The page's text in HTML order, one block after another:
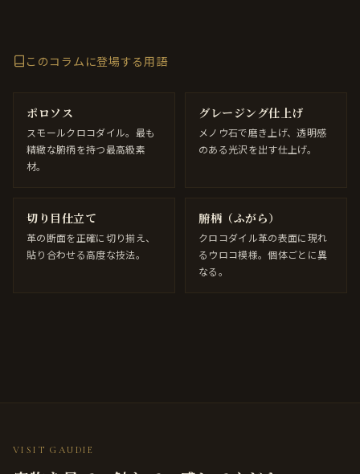
このコラムに登場する用語
ポロソス
スモールクロコダイル。最も
精緻な腑柄を持つ最高級素
材。
グレージング仕上げ
メノウ石で磨き上げ、透明感
のある光沢を出す仕上げ。
切り目仕立て
革の断面を正確に切り揃え、
貼り合わせる高度な技法。
腑柄（ふがら）
クロコダイル革の表面に現れ
るウロコ模様。個体ごとに異
なる。
VISIT GAUDIE